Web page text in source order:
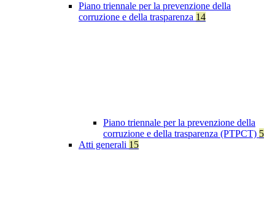
Piano triennale per la prevenzione della
corruzione e della trasparenza 14
Piano triennale per la prevenzione della
corruzione e della trasparenza (PTPCT) 5
Atti generali 15